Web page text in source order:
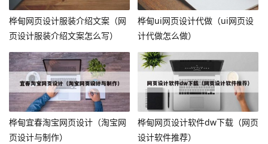
桦甸网页设计服装介绍文案（网
页设计服装介绍文案怎么写）
桦甸ui网页设计代做（ui网页设
计代做怎么做）
桦甸宜春淘宝网页设计（淘宝网
页设计与制作）
桦甸网页设计软件dw下载（网页
设计软件推荐）